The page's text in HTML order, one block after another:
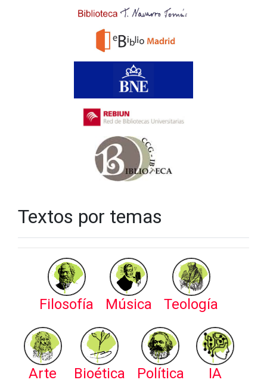
Textos por temas
Filosofía Música Teología
Arte Bioética Política IA